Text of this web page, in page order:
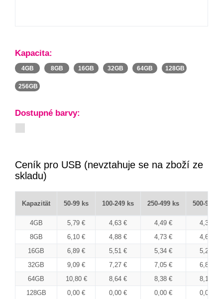
Kapacita:
4GB 8GB 16GB 32GB 64GB 128GB
256GB
Dostupné barvy:
Ceník pro USB (nevztahuje se na zboží ze
skladu)
Kapazität 50-99 ks 100-249 ks 250-499 ks 500-999
4GB 5,79 € 4,63 € 4,49 €
4,38 €
8GB
6,10 € 4,88 € 4,73 €
4,61 €
16GB
6,89 € 5,51 € 5,34 €
5,21 €
32GB
9,09 € 7,27 € 7,05 €
6,87 €
64GB
10,80 € 8,64 € 8,38 €
8,16 €
128GB
0,00 € 0,00 € 0,00 €
0,00 €